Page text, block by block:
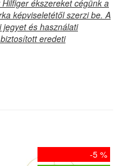
ékszereket cégünk a
képviseletétől szerzi be. A
és használati
eredeti
-5 %